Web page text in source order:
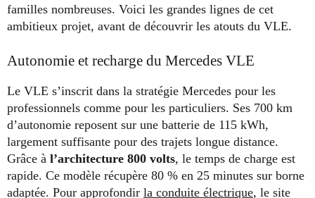
familles nombreuses. Voici les grandes lignes de cet
ambitieux projet, avant de découvrir les atouts du VLE.
Autonomie et recharge du Mercedes VLE
Le VLE s’inscrit dans la stratégie Mercedes pour les
professionnels comme pour les particuliers. Ses 700 km
d’autonomie reposent sur une batterie de 115 kWh,
largement suffisante pour des trajets longue distance.
Grâce à l’architecture 800 volts, le temps de charge est
rapide. Ce modèle récupère 80 % en 25 minutes sur borne
adaptée. Pour approfondir la conduite électrique, le site